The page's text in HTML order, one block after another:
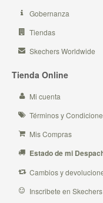
Gobernanza
Tiendas
Skechers Worldwide
Tienda Online
Mi cuenta
Términos y
Mis Compras
Estado de mi
Cambios y
Inscribete en Skechers